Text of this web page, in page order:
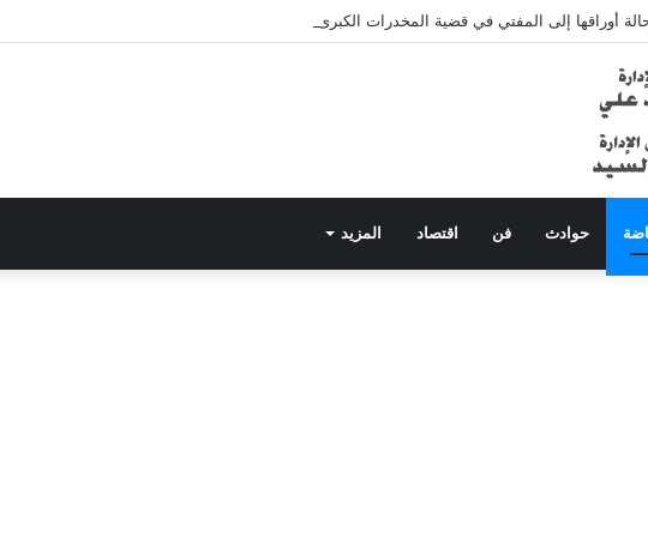
أوراقها إلى المفتي في قضية المخدرات الكبرى.. من هي سارة خليفة؟
حوادث فن اقتصاد المزيد